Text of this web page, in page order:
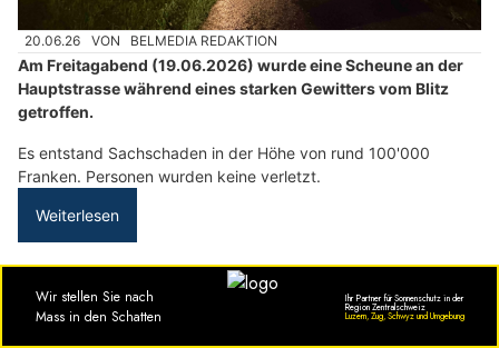
20.06.26 VON BELMEDIA REDAKTION
Am Freitagabend (19.06.2026) wurde eine Scheune an der
Hauptstrasse während eines starken Gewitters vom Blitz
getroffen.
Es entstand Sachschaden in der Höhe von rund 100'000
Franken. Personen wurden keine verletzt.
Weiterlesen
PUBLIREPORTAGEN